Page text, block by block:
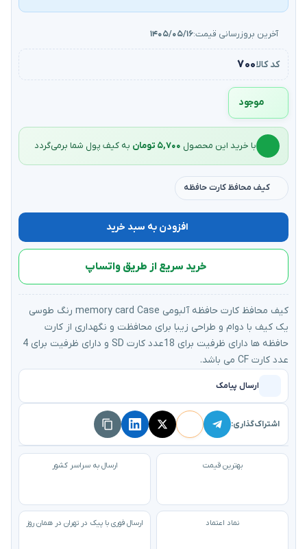
آخرین بروزرسانی قیمت:۱۴۰۵/۰۵/۱۶
کد کالا۷۰۰
موجود
با خرید این محصول ۵,۷۰۰ تومان به کیف‌ پول شما برمی‌گردد
کیف محافظ کارت حافظه
افزودن به سبد خرید
خرید سریع از طریق واتساپ
کیف محافظ کارت حافظه آلبومی memory card Case رنگ طوسی
یک کیف با دوام و طراحی زیبا برای محافظت و نگهداری از کارت
حافظه ها دارای ظرفیت برای 18عدد کارت SD و دارای ظرفیت برای 4
عدد کارت CF می باشد.
ارسال پیامک
اشتراک‌گذاری:
بهترین قیمت ارسال به سراسر کشور
نماد اعتماد ارسال فوری با پیک در تهران در همان روز